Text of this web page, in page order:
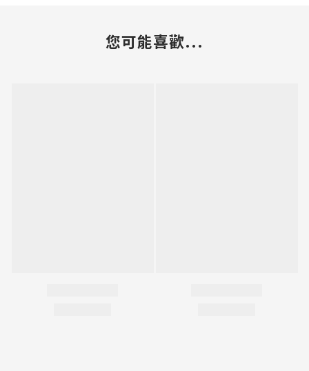
您可能喜歡...